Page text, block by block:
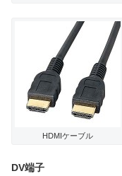
HDMIケーブル
DV端子